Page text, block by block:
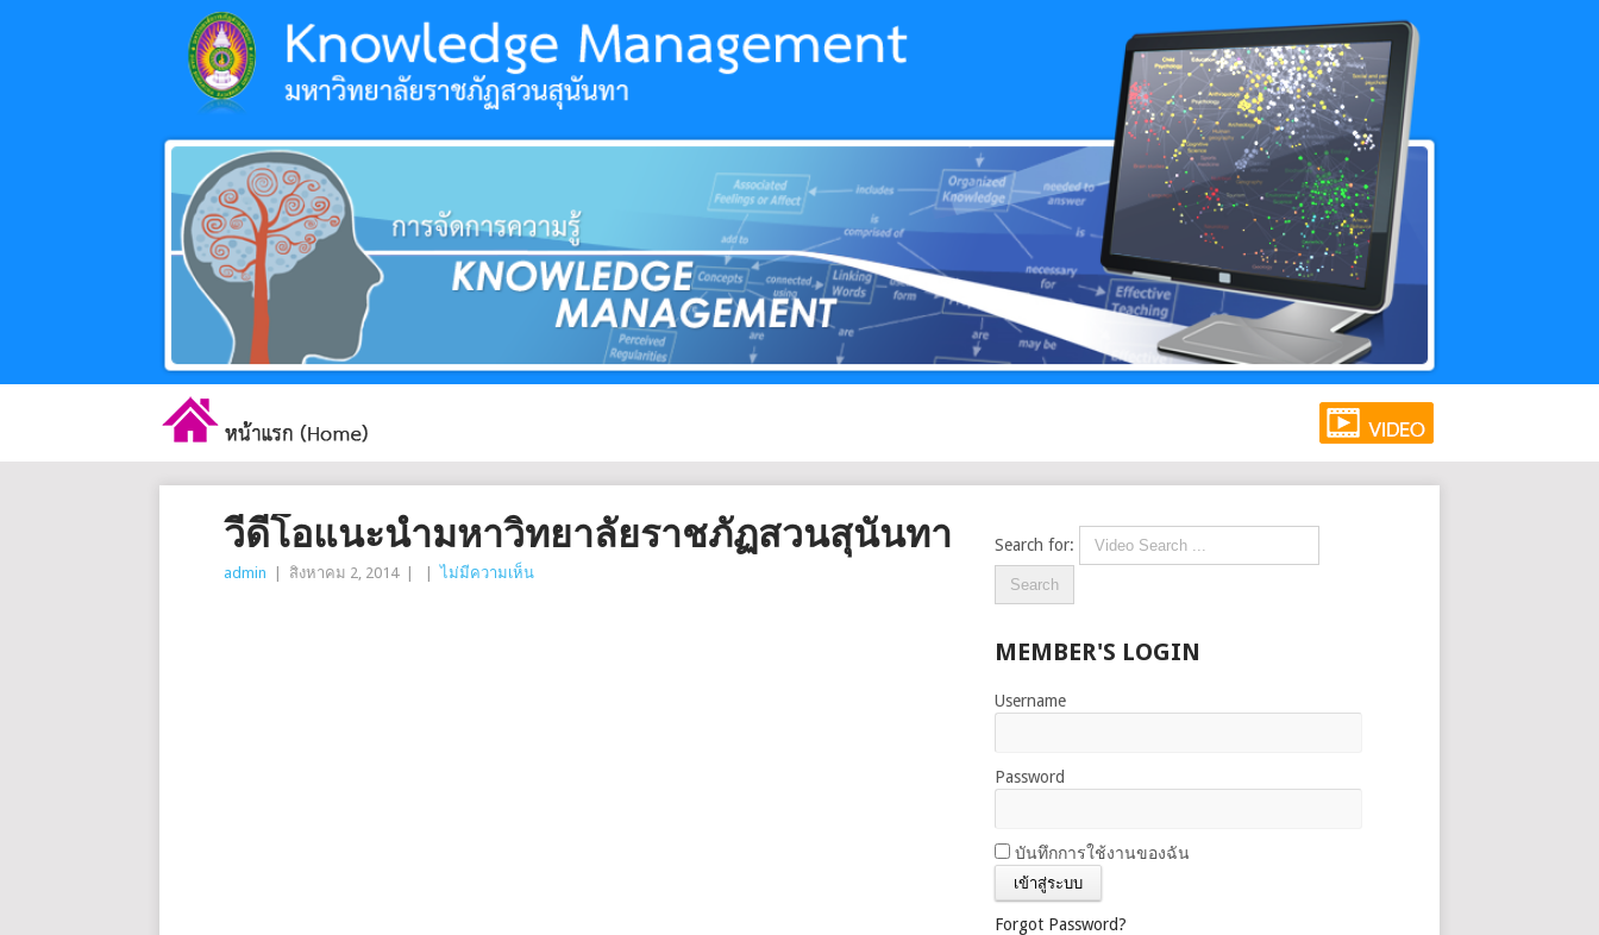
วีดีโอแนะนำมหาวิทยาลัยราชภัฏสวนสุนันทา
admin สิงหาคม 2, 2014 ไม่มีความเห็น
Search for:
MEMBER'S LOGIN
Username
Password
บันทึกการใช้งานของฉัน
Forgot Password?